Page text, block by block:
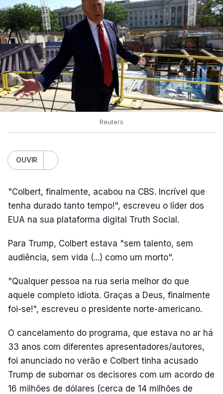
Reuters
OUVIR
"Colbert, finalmente, acabou na CBS. Incrível que
tenha durado tanto tempo!", escreveu o líder dos
EUA na sua plataforma digital Truth Social.
Para Trump, Colbert estava "sem talento, sem
audiência, sem vida (...) como um morto".
"Qualquer pessoa na rua seria melhor do que
aquele completo idiota. Graças a Deus, finalmente
foi-se!", escreveu o presidente norte-americano.
O cancelamento do programa, que estava no ar há
33 anos com diferentes apresentadores/autores,
foi anunciado no verão e Colbert tinha acusado
Trump de subornar os decisores com um acordo de
16 milhões de dólares (cerca de 14 milhões de